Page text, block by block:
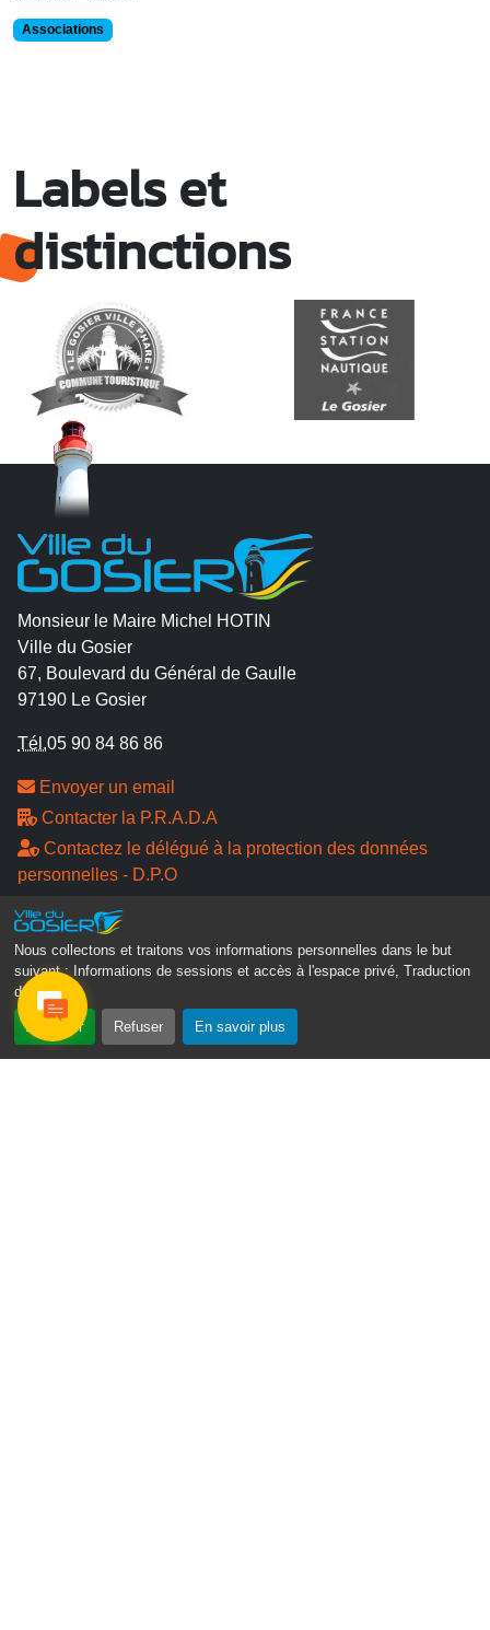
Nous collectons et traitons vos informations personnelles dans le but
suivant :
Informations de sessions et accès à l'espace privé, Traduction
des pages .
Accepter Refuser En savoir plus
Associations
Labels et
distinctions
Monsieur le Maire Michel HOTIN
Ville du Gosier
67, Boulevard du Général de Gaulle
97190 Le Gosier
Tél.05 90 84 86 86
Envoyer un email
Contacter la P.R.A.D.A
Contactez le délégué à la protection des données
personnelles - D.P.O
Suivez-nous